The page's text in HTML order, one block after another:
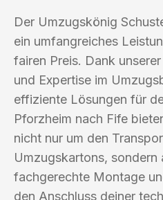
Der Umzugskönig
ein umfangreiches
fairen Preis. Dank
und Expertise im
effiziente Lösungen für
Pforzheim nach Fife
nicht nur um den
Umzugskartons, sondern
fachgerechte Montage
den Anschluss deiner